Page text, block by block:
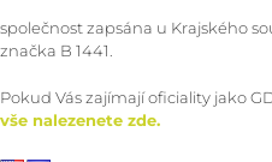
společnost zapsána u Krajského
značka B 1441.
Pokud Vás zajímají oficiality jako
vše nalezenete zde.